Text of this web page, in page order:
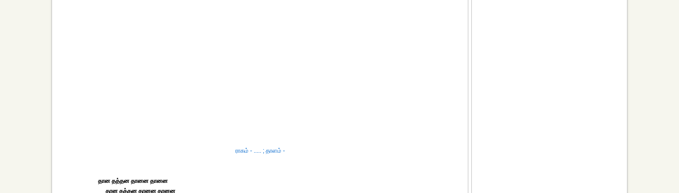
ராகம் - ..... ; தாளம் -
தான தத்தன தானன தானன
தான தத்தன தானன தானன